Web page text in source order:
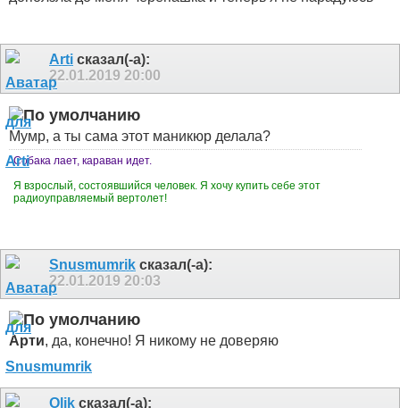
Arti сказал(-а):
22.01.2019 20:00
Мумр, а ты сама этот маникюр делала?
Собака лает, караван идет.
Я взрослый, состоявшийся человек. Я хочу купить себе этот
радиоуправляемый вертолет!
Snusmumrik сказал(-а):
22.01.2019 20:03
Арти, да, конечно! Я никому не доверяю
Olik сказал(-а):